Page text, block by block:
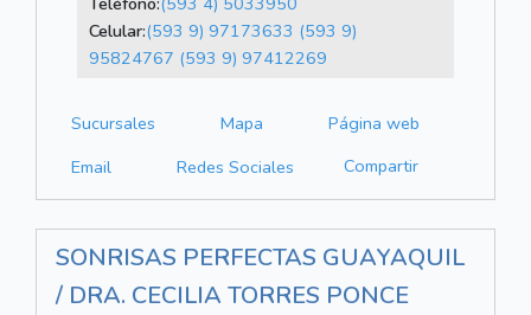
Celular:(593 9) 97173633 (593 9)
95824767 (593 9) 97412269
Sucursales Mapa
Página web
Email
Redes Sociales Compartir
SONRISAS PERFECTAS GUAYAQUIL
/ DRA. CECILIA TORRES PONCE